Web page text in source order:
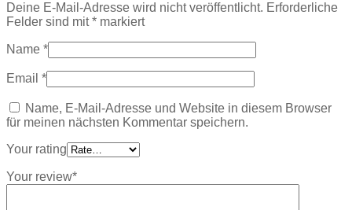
Deine E-Mail-Adresse wird nicht veröffentlicht. Erforderliche
Felder sind mit* markiert
Name *
Email *
Name, E-Mail-Adresse und Website in diesem Browser
für meinen nächsten Kommentar speichern.
Your rating
Your review*